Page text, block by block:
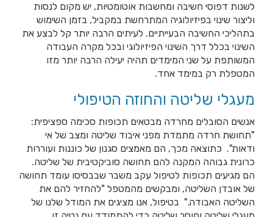
לשנות דפוסי חשיבה ומחשבות אוטומטיות, יש מקום לנסות
וליצור שינוי בפיזיולוגיה המתרחשת במקביל, בזמן השימוש
בתהליכי החשיבה הבעייתיים. לעיתים הרבה יותר קל לבצע את
השינוי בכלל דרך השינוי הפיזיולוגי ובכל מקרה העבודה
המשותפת על שני המימדים תהיה יעילה הרבה יותר מזו
המטפלת רק במימד אחד.
מעגלי שליטה והחוזה הטיפולי
אנשים הסובלים מחרדה מבטאים תכופות סכימה ספציפית:
"תחושת חרדה מתמדת מפני איבוד שליטה ומצב של אי
ודאות". כתוצאה מכך, הם מאמצים סגנון של כוננות ועוררות
כרונית גבוהה המקנה להם תחושה סוביקטיבית של שליטה.
הם מגיעים תכופות לטיפול עקב משבר שבבסיסו עומד תחושה
של אובדן השליטה, ומבקשים מהמטפל "להחזיר להם את
השליטה האבודה." בטיפול, אנו מציגים את המודל שלנו של